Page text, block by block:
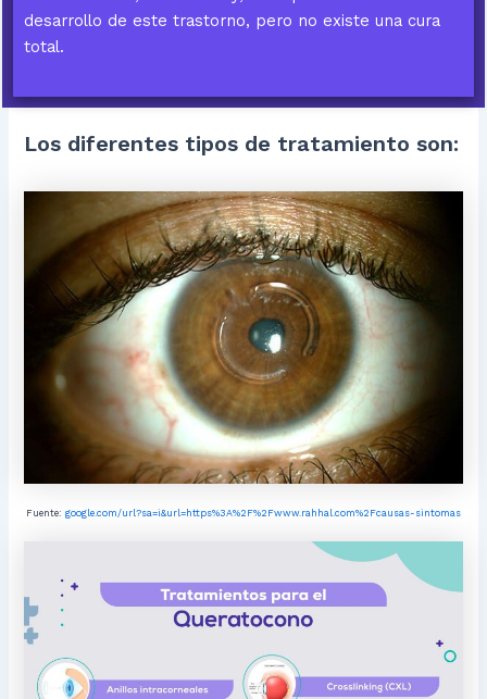
desarrollo de este trastorno, pero no existe una cura
total.
Los diferentes tipos de tratamiento son:
Fuente: google.com/url?sa=i&url=https%3A%2F%2Fwww.rahhal.com%2Fcausas-sintomas